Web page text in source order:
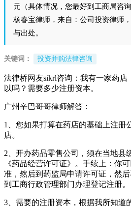
元（具体情况，您最好到工商局咨
杨春宝律师，来自：公司投资律师
与出处。
关键词： 投资并购法律咨询
法律桥网友sikrl咨询：我有一家药
以吗？需要多少注册资本。
广州辛巴哥哥律师解答：
1、您如果打算在药店的基础上注册
店。
2、开办药品零售公司，须在当地县
《药品经营许可证》。手续上：你
准，然后到药监局申请许可证，然后
到工商行政管理部门办理登记注册。
3、需要的注册资本，根据我所知道